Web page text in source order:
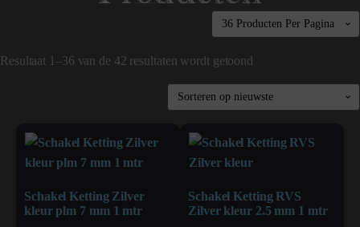
Resultaat 1–36 van de 42 resultaten wordt getoond
Schakel Ketting Zilver
kleur plm 7 mm 1 mtr
Schakel Ketting RVS
Zilver kleur 2.5 mm 1 mtr